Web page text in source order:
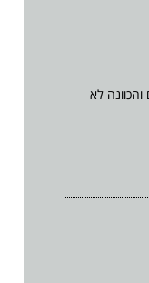
והכוונה לא